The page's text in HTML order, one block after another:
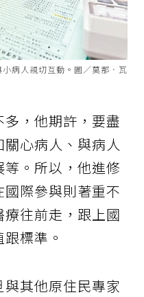
病人親切互動。圖／莫那．瓦
，他期許，要盡
心病人、與病人
。所以，他進修
際參與則著重不
往前走，跟上國
標準。
其他原住民專家